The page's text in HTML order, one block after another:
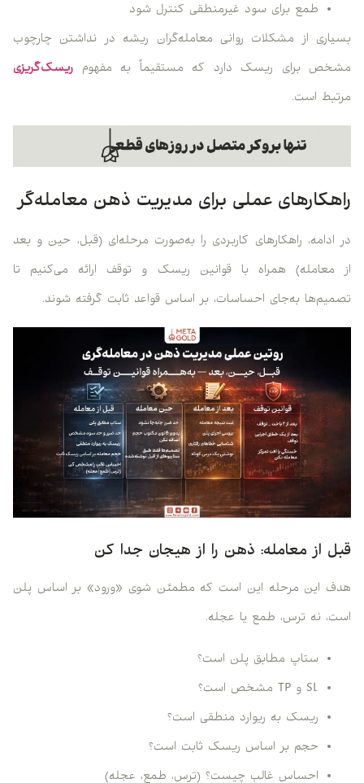
طمع برای سود غیرمنطقی کنترل شود
بسیاری از مشکلات روانی معامله‌گران ریشه در نداشتن چارچوب
مشخص برای ریسک دارد که مستقیماً به مفهوم ریسک‌گریزی
مرتبط است.
راهکارهای عملی برای مدیریت ذهن معامله‌گر
در ادامه، راهکارهای کاربردی را به‌صورت مرحله‌ای (قبل، حین و بعد
از معامله) همراه با قوانین ریسک و توقف ارائه می‌کنیم تا
تصمیم‌ها به‌جای احساسات، بر اساس قواعد ثابت گرفته شوند.
قبل از معامله: ذهن را از هیجان جدا کن
هدف این مرحله این است که مطمئن شوی «ورود» بر اساس پلن
است، نه ترس، طمع یا عجله.
ستاپ مطابق پلن است؟
SL و TP مشخص است؟
ریسک به ریوارد منطقی است؟
حجم بر اساس ریسک ثابت است؟
احساس غالب چیست؟ (ترس، طمع، عجله)